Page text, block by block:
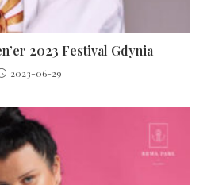
2023 Festival Gdynia
2023-06-29